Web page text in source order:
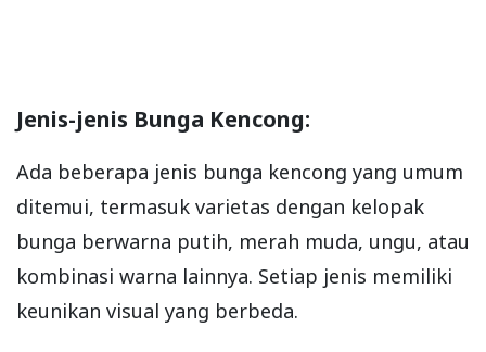
Jenis-jenis Bunga Kencong:
Ada beberapa jenis bunga kencong yang umum
ditemui, termasuk varietas dengan kelopak
bunga berwarna putih, merah muda, ungu, atau
kombinasi warna lainnya. Setiap jenis memiliki
keunikan visual yang berbeda.